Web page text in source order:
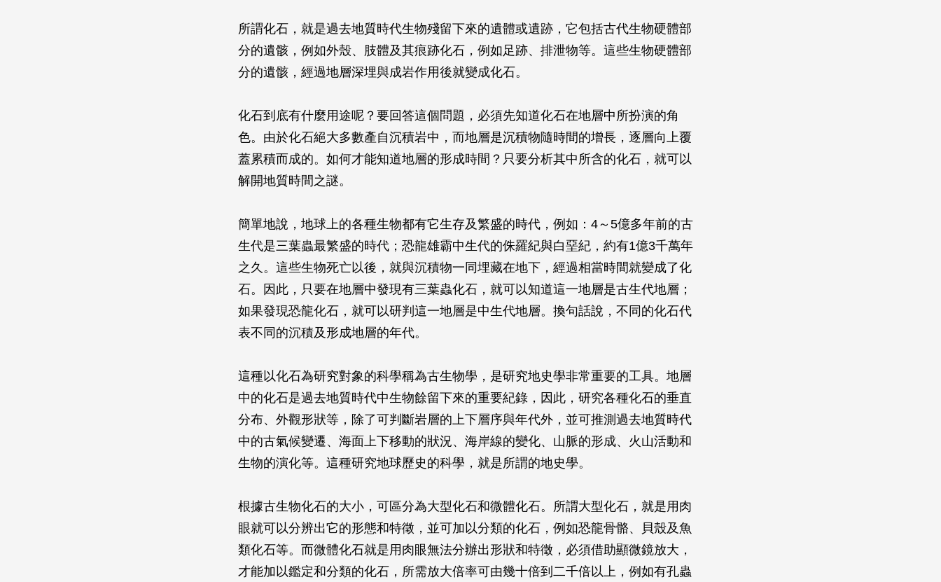
所謂化石，就是過去地質時代生物殘留下來的遺體或遺跡，它包括古代生物硬體部
分的遺骸，例如外殼、肢體及其痕跡化石，例如足跡、排泄物等。這些生物硬體部
分的遺骸，經過地層深埋與成岩作用後就變成化石。
化石到底有什麼用途呢？要回答這個問題，必須先知道化石在地層中所扮演的角
色。由於化石絕大多數產自沉積岩中，而地層是沉積物隨時間的增長，逐層向上覆
蓋累積而成的。如何才能知道地層的形成時間？只要分析其中所含的化石，就可以
解開地質時間之謎。
簡單地說，地球上的各種生物都有它生存及繁盛的時代，例如：4～5億多年前的古
生代是三葉蟲最繁盛的時代；恐龍雄霸中生代的侏羅紀與白堊紀，約有1億3千萬年
之久。這些生物死亡以後，就與沉積物一同埋藏在地下，經過相當時間就變成了化
石。因此，只要在地層中發現有三葉蟲化石，就可以知道這一地層是古生代地層；
如果發現恐龍化石，就可以研判這一地層是中生代地層。換句話說，不同的化石代
表不同的沉積及形成地層的年代。
這種以化石為研究對象的科學稱為古生物學，是研究地史學非常重要的工具。地層
中的化石是過去地質時代中生物餘留下來的重要紀錄，因此，研究各種化石的垂直
分布、外觀形狀等，除了可判斷岩層的上下層序與年代外，並可推測過去地質時代
中的古氣候變遷、海面上下移動的狀況、海岸線的變化、山脈的形成、火山活動和
生物的演化等。這種研究地球歷史的科學，就是所謂的地史學。
根據古生物化石的大小，可區分為大型化石和微體化石。所謂大型化石，就是用肉
眼就可以分辨出它的形態和特徵，並可加以分類的化石，例如恐龍骨骼、貝殼及魚
類化石等。而微體化石就是用肉眼無法分辦出形狀和特徵，必須借助顯微鏡放大，
才能加以鑑定和分類的化石，所需放大倍率可由幾十倍到二千倍以上，例如有孔蟲